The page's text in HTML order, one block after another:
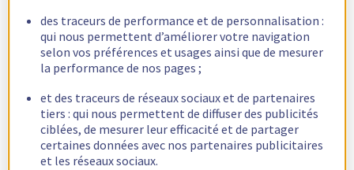
des traceurs de performance et de personnalisation :
qui nous permettent d’améliorer votre navigation
selon vos préférences et usages ainsi que de mesurer
la performance de nos pages ;
et des traceurs de réseaux sociaux et de partenaires
tiers : qui nous permettent de diffuser des publicités
ciblées, de mesurer leur efficacité et de partager
certaines données avec nos partenaires publicitaires
et les réseaux sociaux.